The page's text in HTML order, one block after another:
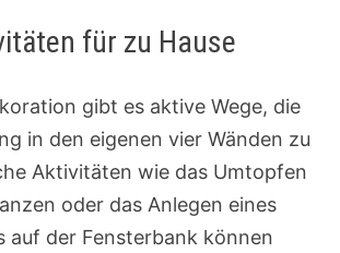
für zu Hause
gibt es aktive Wege, die
in den eigenen vier Wänden zu
Aktivitäten wie das Umtopfen
oder das Anlegen eines
auf der Fensterbank können